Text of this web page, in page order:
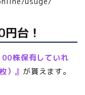
台！
株保有していれ
）』 が貰えます。